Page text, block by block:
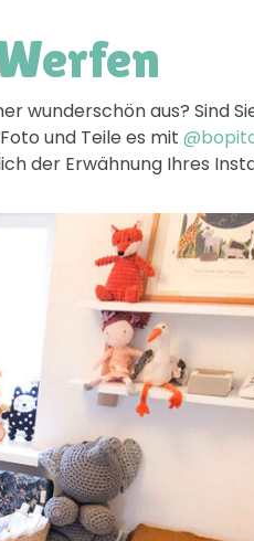
wunderschön aus? Sind
und Teile es mit
der Erwähnung Ihres